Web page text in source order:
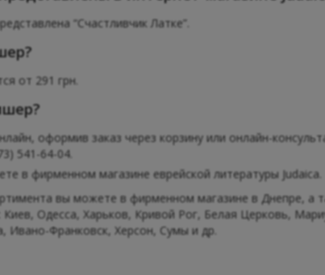
“Счастливчик Латке”.
от 291 грн.
оформив заказ через корзину или онлайн-
541-64-04.
в фирменном магазине еврейской литературы Judaica.
вы можете в фирменном магазине в Днепре, а
Одесса, Харьков, Кривой Рог, Белая Церковь,
Ивано-Франковск, Херсон, Сумы и др.